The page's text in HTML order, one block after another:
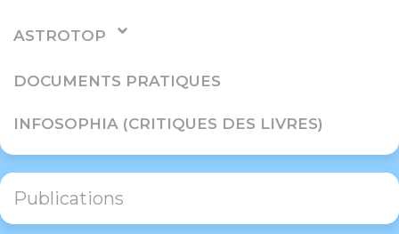
ASTROTOP
DOCUMENTS PRATIQUES
INFOSOPHIA (CRITIQUES DES LIVRES)
Publications